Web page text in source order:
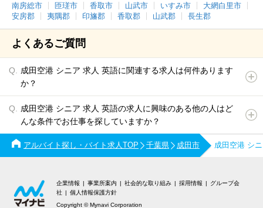
南房総市
匝瑳市 香取市 山武市 いすみ市
大網白里市
安房郡
夷隅郡 印旛郡 香取郡 山武郡 長生郡
よくあるご質問
成田空港 シニア 求人 英語に関連する求人は何件あります
か？
成田空港 シニア 求人 英語の求人に興味のある他の人はど
んな条件でお仕事を探していますか？
アルバイト探し・バイト求人TOP 千葉県 成田市 成田空港 シ
企業情報 事業所案内 社会的な取り組み 採用情報
グループ会
社
個人情報保護方針
Copyright © Mynavi Corporation